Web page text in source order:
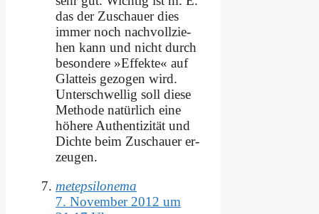
das der Zu­schau­er dies
im­mer noch nach­voll­zie­
hen kann und nicht durch
be­son­de­re »Ef­fek­te« auf
Glatt­eis ge­zo­gen wird.
Un­ter­schwel­lig soll die­se
Me­tho­de na­tür­lich ei­ne
hö­he­re Au­then­ti­zi­tät und
Dich­te beim Zu­schau­er er­
zeu­gen.
metepsilonema
7. November 2012 um